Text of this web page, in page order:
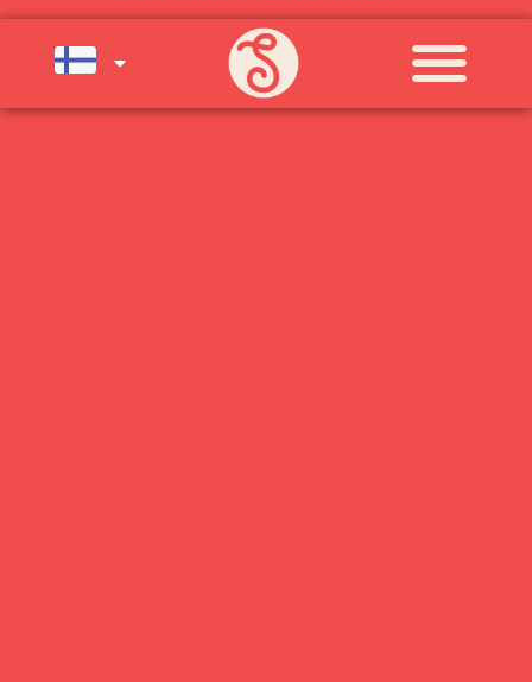
AVOINNA VIIKONLOPPUISIN (PE-
SU) ELOKUUN LOPPUUN ASTI
LÄMPIMÄSTI TERVETULOA!